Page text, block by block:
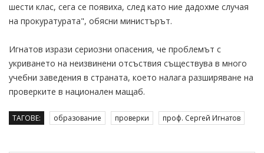
шести клас, сега се появиха, след като ние дадохме случая
на прокуратурата", обясни министърът.
Игнатов изрази сериозни опасения, че проблемът с
укриването на неизвинени отсъствия съществува в много
учебни заведения в страната, което налага разширяване на
проверките в национален мащаб.
ТАГОВЕ: образование проверки проф. Сергей Игнатов